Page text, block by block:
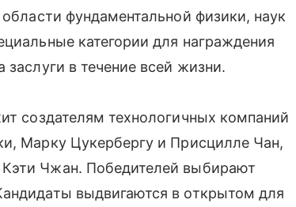
фундаментальной физики, наук
категории для награждения
в течение всей жизни.
создателям технологичных компаний
Марку Цукербергу и Присцилле Чан,
Чжан. Победителей выбирают
выдвигаются в открытом для